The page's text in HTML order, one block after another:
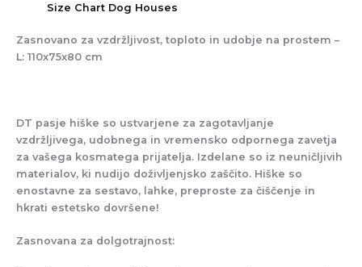
Size Chart Dog Houses
Zasnovano za vzdržljivost, toploto in udobje na prostem –
L: 110x75x80 cm
DT pasje hiške so ustvarjene za zagotavljanje
vzdržljivega, udobnega in vremensko odpornega zavetja
za vašega kosmatega prijatelja. Izdelane so iz neuničljivih
materialov, ki nudijo doživljenjsko zaščito. Hiške so
enostavne za sestavo, lahke, preproste za čiščenje in
hkrati estetsko dovršene!
Zasnovana za dolgotrajnost: